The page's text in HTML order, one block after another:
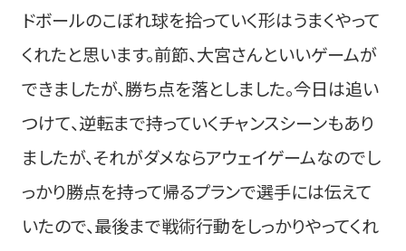
ドボールのこぼれ球を拾っていく形はうまくやって
くれたと思います。前節、大宮さんといいゲームが
できましたが、勝ち点を落としました。今日は追い
つけて、逆転まで持っていくチャンスシーンもあり
ましたが、それがダメならアウェイゲームなのでし
っかり勝点を持って帰るプランで選手には伝えて
いたので、最後まで戦術行動をしっかりやってくれ